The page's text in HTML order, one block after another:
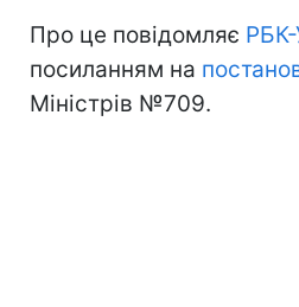
Про це повідомляє РБК-
посиланням на
Міністрів №709.